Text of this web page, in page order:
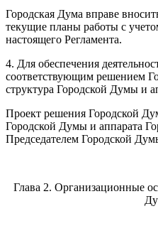
Городская Дума вправе
текущие планы работы с
настоящего Регламента.
4. Для обеспечения
соответствующим решением
структура Городской Думы и
Проект решения Городской
Городской Думы и аппарата
Председателем Городской
Глава 2. Организационные